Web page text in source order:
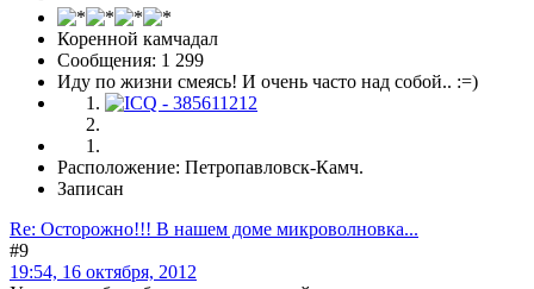
Коренной камчадал
Сообщения: 1 299
Иду по жизни смеясь! И очень часто над собой.. :=)
Расположение: Петропавловск-Камч.
Записан
Re: Осторожно!!! В нашем доме микроволновка...
#9
19:54, 16 октября, 2012